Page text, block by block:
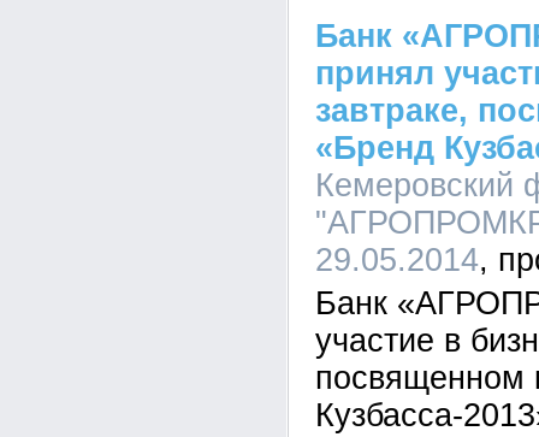
Банк
принял
завтраке,
«Бренд
29.05.2014
Банк
участие в
посвященном
Кузбасса-